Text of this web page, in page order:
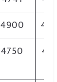
4900
4750